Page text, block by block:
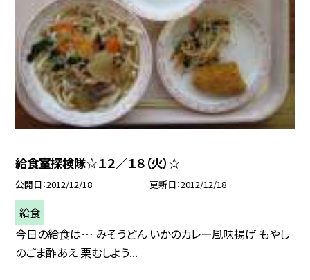
給食室探検隊☆１２／１８（火）☆
公開日 2012/12/18 更新日 2012/12/18
給食
今日の給食は… みそうどん いかのカレー風味揚げ もやし
のごま酢あえ 栗むしよう...